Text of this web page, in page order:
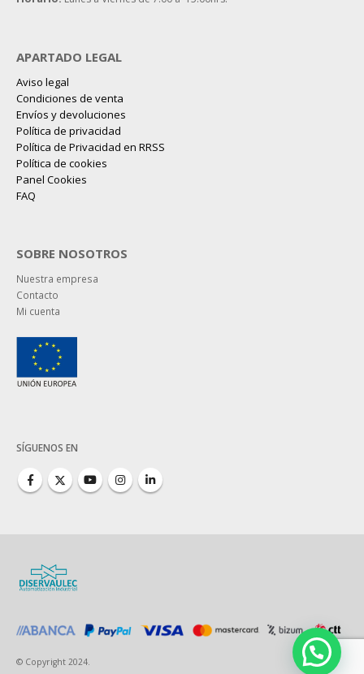
APARTADO LEGAL
Aviso legal
Condiciones de venta
Envíos y devoluciones
Política de privacidad
Política de Privacidad en RRSS
Política de cookies
Panel Cookies
FAQ
SOBRE NOSOTROS
Nuestra empresa
Contacto
Mi cuenta
SÍGUENOS EN
© Copyright 2024.